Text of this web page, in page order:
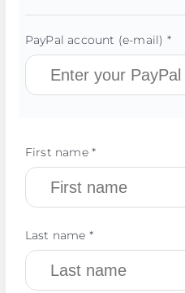
PayPal account (e-mail) *
First name *
Last name *